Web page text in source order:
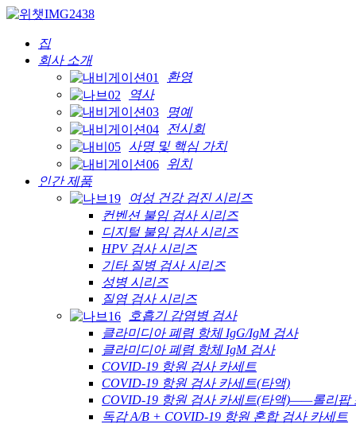
집
회사 소개
환영
역사
명예
전시회
사명 및 핵심 가치
위치
인간 제품
여성 건강 검진 시리즈
컨벤션 불임 검사 시리즈
디지털 불임 검사 시리즈
HPV 검사 시리즈
기타 질병 검사 시리즈
성병 시리즈
질염 검사 시리즈
호흡기 감염병 검사
클라미디아 폐렴 항체 IgG/IgM 검사
클라미디아 폐렴 항체 IgM 검사
COVID-19 항원 검사 카세트
COVID-19 항원 검사 카세트(타액)
COVID-19 항원 검사 카세트(타액)——롤리팝
독감 A/B + COVID-19 항원 혼합 검사 카세트